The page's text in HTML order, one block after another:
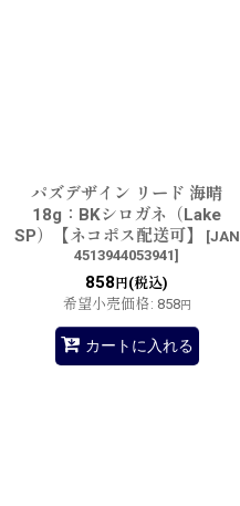
パズデザイン リード 海晴
18g：BKシロガネ（Lake
SP）【ネコポス配送可】
[JAN
4513944053941]
858 円(税込)
希望小売価格: 858円
カートに入れる